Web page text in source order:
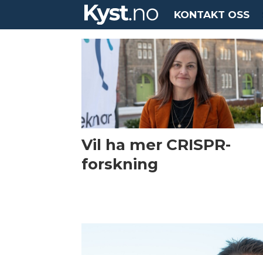
KONTAKT OSS
Vil ha mer CRISPR-
forskning